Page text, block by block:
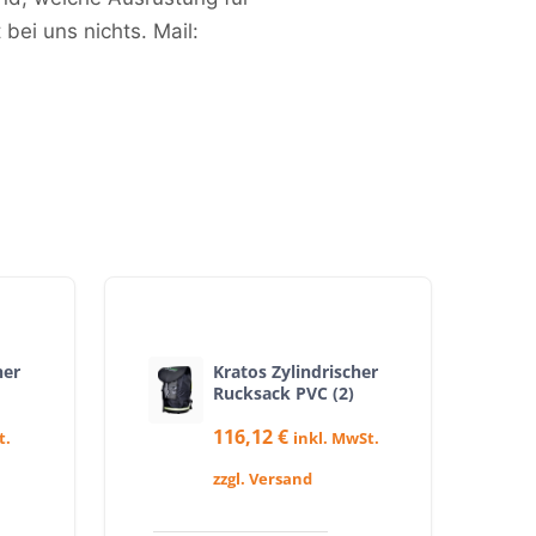
uns nichts. Mail:
Kratos Zylindrischer
Rucksack PVC (2)
116,12€ inkl. MwSt.
zzgl. Versand